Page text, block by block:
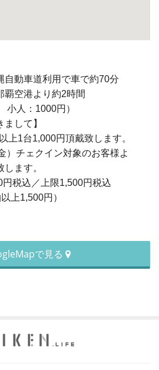
自動車道利用で車で約70分
覇空港より約2時間
人：1000円）
まして】
上1台1,000円頂戴致します。
）チェクイン対象のお客様よ
ます。
税込／上限1,500円税込
上1,500円）
で見る